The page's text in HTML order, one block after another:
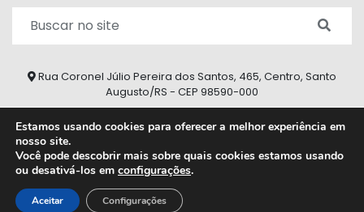
Rua Coronel Júlio Pereira dos Santos, 465, Centro, Santo
Augusto/RS - CEP 98590-000
2026 © Todos os direitos reservados.
Estamos usando cookies para oferecer a melhor experiência em
nosso site.
Você pode descobrir mais sobre quais cookies estamos usando
ou desativá-los em configurações.
Aceitar Configurações